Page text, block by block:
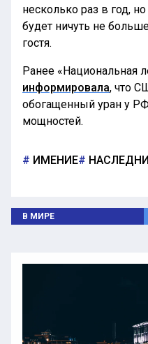
несколько раз в год,
будет ничуть не
гостя.
Ранее «Национальная
информировала, что
обогащенный уран у
мощностей.
ИМЕНИЕ
В МИРЕ